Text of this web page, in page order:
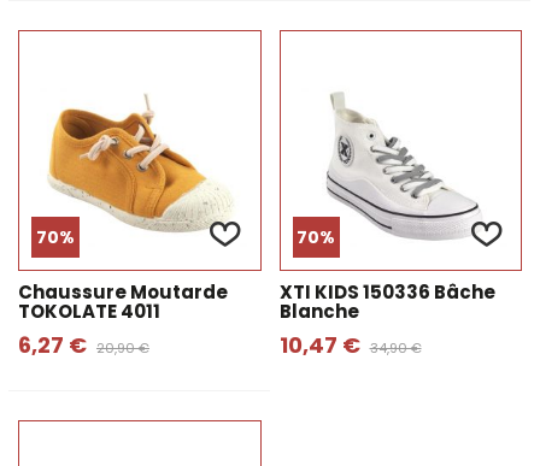
70%
Chaussure Moutarde
TOKOLATE 4011
6,27 € 20,90 €
70%
XTI KIDS 150336 Bâche
Blanche
10,47 € 34,90 €